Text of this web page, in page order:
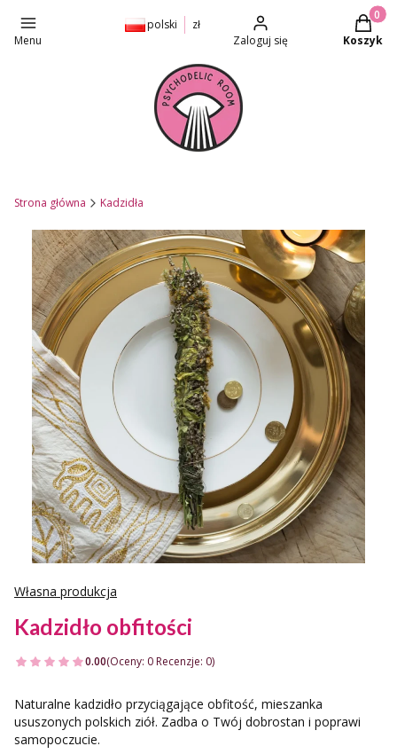
Menu
polski
zł
Zaloguj się
Koszyk
Strona główna Kadzidła
Własna produkcja
Kadzidło obfitości
0.00(Oceny: 0 Recenzje: 0)
Naturalne kadzidło przyciągające obfitość, mieszanka
ususzonych polskich ziół. Zadba o Twój dobrostan i poprawi
samopoczucie.